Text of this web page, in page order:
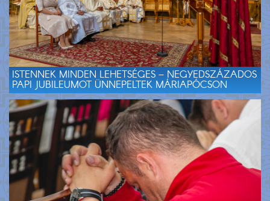
ISTENNEK MINDEN LEHETSÉGES – NEGYEDSZÁZADOS
PAPI JUBILEUMOT ÜNNEPELTEK MÁRIAPÓCSON